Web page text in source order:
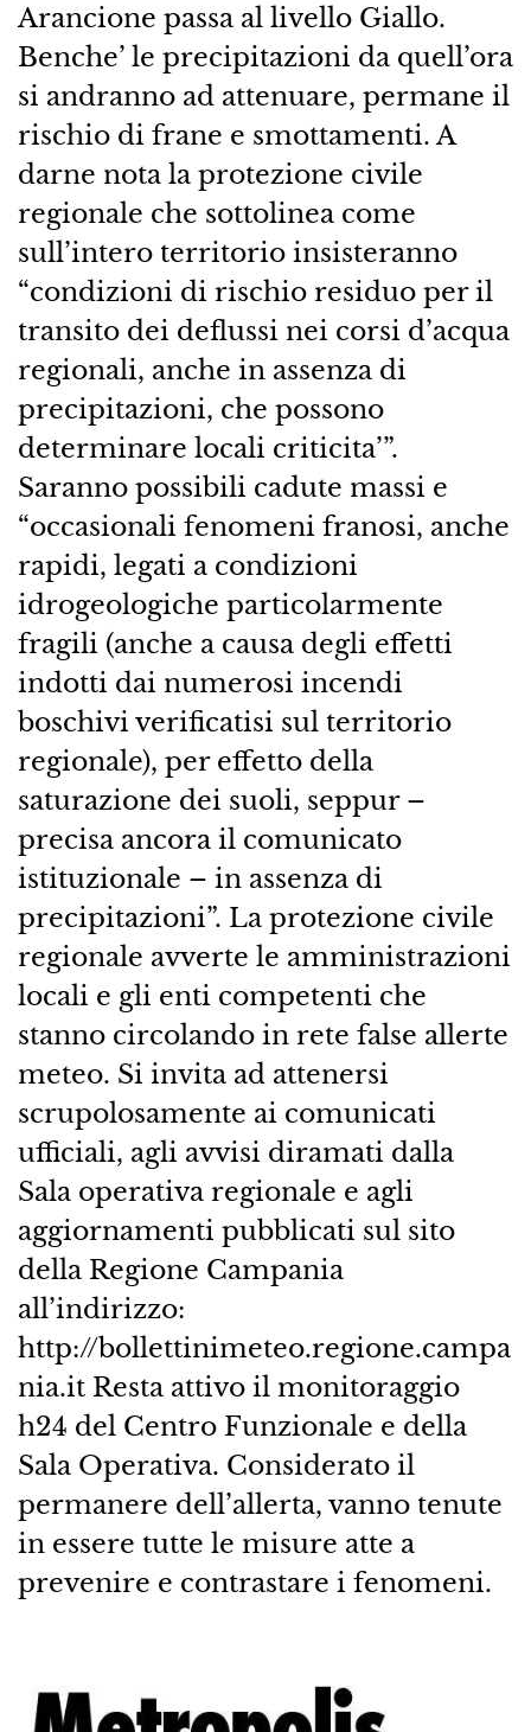
Arancione passa al livello Giallo.
Benche’ le precipitazioni da quell’ora
si andranno ad attenuare, permane il
rischio di frane e smottamenti. A
darne nota la protezione civile
regionale che sottolinea come
sull’intero territorio insisteranno
“condizioni di rischio residuo per il
transito dei deflussi nei corsi d’acqua
regionali, anche in assenza di
precipitazioni, che possono
determinare locali criticita’”.
Saranno possibili cadute massi e
“occasionali fenomeni franosi, anche
rapidi, legati a condizioni
idrogeologiche particolarmente
fragili (anche a causa degli effetti
indotti dai numerosi incendi
boschivi verificatisi sul territorio
regionale), per effetto della
saturazione dei suoli, seppur –
precisa ancora il comunicato
istituzionale – in assenza di
precipitazioni”. La protezione civile
regionale avverte le amministrazioni
locali e gli enti competenti che
stanno circolando in rete false allerte
meteo. Si invita ad attenersi
scrupolosamente ai comunicati
ufficiali, agli avvisi diramati dalla
Sala operativa regionale e agli
aggiornamenti pubblicati sul sito
della Regione Campania
all’indirizzo:
http://bollettinimeteo.regione.campa
nia.it Resta attivo il monitoraggio
h24 del Centro Funzionale e della
Sala Operativa. Considerato il
permanere dell’allerta, vanno tenute
in essere tutte le misure atte a
prevenire e contrastare i fenomeni.